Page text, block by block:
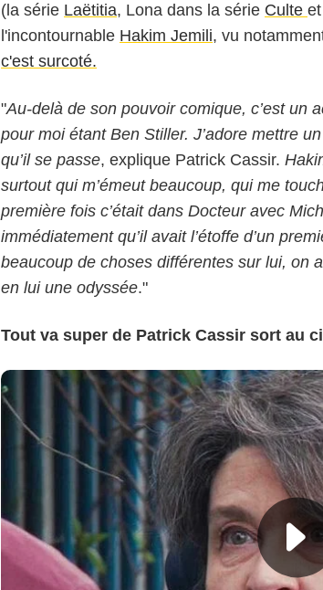
(la série Laëtitia, Lona dans la série Culte
l'incontournable Hakim Jemili, vu
c'est surcoté.
"Au-delà de son pouvoir comique, c’est un
pour moi étant Ben Stiller. J’adore mettre
qu’il se passe, explique Patrick Cassir.
surtout qui m’émeut beaucoup, qui me
première fois c’était dans Docteur avec
immédiatement qu’il avait l’étoffe d’un
beaucoup de choses différentes sur lui, on
en lui une odyssée."
Tout va super de Patrick Cassir sort au